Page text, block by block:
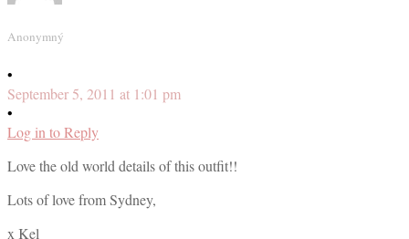
Anonymný
•
September 5, 2011 at 1:01 pm
•
Log in to Reply
Love the old world details of this outfit!!
Lots of love from Sydney,
x Kel